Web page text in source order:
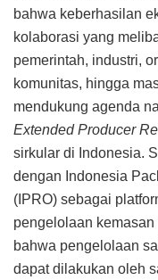
bahwa keberhasilan
kolaborasi yang
pemerintah, industri,
komunitas, hingga
mendukung agenda
Extended Producer
sirkular di Indonesia.
dengan Indonesia
(IPRO) sebagai
pengelolaan
bahwa pengelolaan
dapat dilakukan oleh